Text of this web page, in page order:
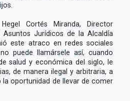
Hegel Cortés Miranda, Director
Asuntos Jurídicos de la Alcaldía
este atraco en redes sociales
puede llamársele así, cuando
salud y económica del siglo, le
de manera ilegal y arbitraria, a
la oportunidad de llevar de comer